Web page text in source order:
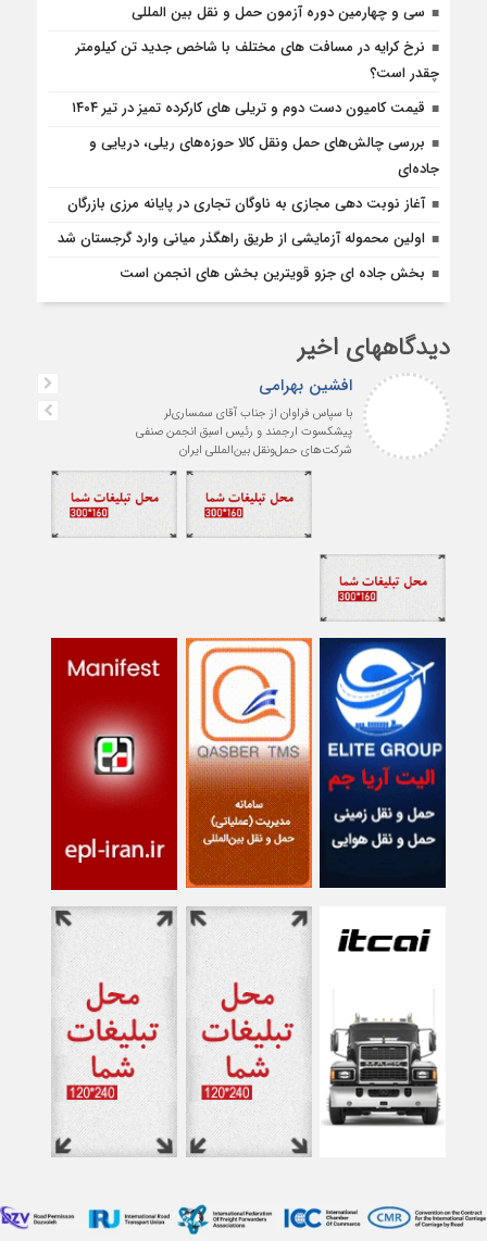
سی و چهارمین دوره آزمون حمل و نقل بین المللی
نرخ کرایه در مسافت‌ های مختلف با شاخص جدید تن کیلومتر
چقدر است؟
قیمت کامیون دست دوم و تریلی‌ های کارکرده تمیز در تیر ۱۴۰۴
بررسی چالش‌های حمل ونقل کالا حوزه‌های ریلی، دریایی و
جاده‌ای
آغاز نوبت دهی مجازی به ناوگان تجاری در پایانه مرزی بازرگان
اولین محموله آزمایشی از طریق راهگذر میانی وارد گرجستان شد
بخش جاده ای جزو قویترین بخش های انجمن است
دیدگاههای اخیر
افشین بهرامی
با سپاس فراوان از جناب آقای سمساری‌لر
پیشکسوت ارجمند و رئیس اسبق انجمن صنفی
شرکت‌های حمل‌ونقل بین‌المللی ایران